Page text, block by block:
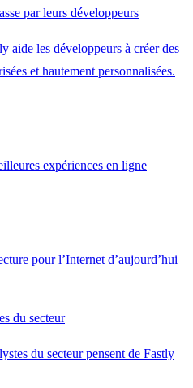
par leurs développeurs
aide les développeurs à créer des
et hautement personnalisées.
expériences en ligne
pour l’Internet d’aujourd’hui
du secteur
du secteur pensent de Fastly